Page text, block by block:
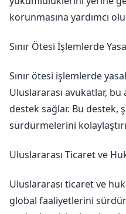
korunmasına yardımcı
Sınır Ötesi İşlemlerde
Sınır ötesi işlemlerde
Uluslararası avukatlar,
destek sağlar. Bu
sürdürmelerini
Uluslararası Ticaret ve
Uluslararası ticaret ve
global faaliyetlerini